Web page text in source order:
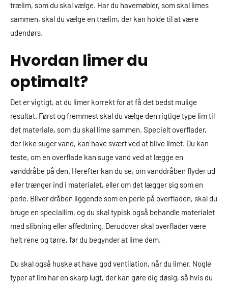
trælim, som du skal vælge. Har du havemøbler, som skal limes
sammen, skal du vælge en trælim, der kan holde til at være
udendørs.
Hvordan limer du
optimalt?
Det er vigtigt, at du limer korrekt for at få det bedst mulige
resultat. Først og fremmest skal du vælge den rigtige type lim til
det materiale, som du skal lime sammen. Specielt overflader,
der ikke suger vand, kan have svært ved at blive limet. Du kan
teste, om en overflade kan suge vand ved at lægge en
vanddråbe på den. Herefter kan du se, om vanddråben flyder ud
eller trænger ind i materialet, eller om det lægger sig som en
perle. Bliver dråben liggende som en perle på overfladen, skal du
bruge en speciallim, og du skal typisk også behandle materialet
med slibning eller affedtning. Derudover skal overflader være
helt rene og tørre, før du begynder at lime dem.
Du skal også huske at have god ventilation, når du limer. Nogle
typer af lim har en skarp lugt, der kan gøre dig døsig, så hvis du